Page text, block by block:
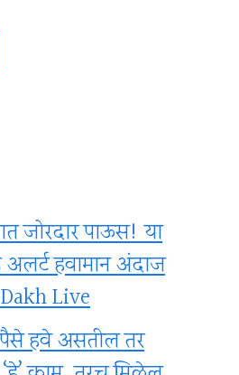
जोरदार पाऊस! या
अलर्ट हवामान अंदाज
Live
हवे असतील तर